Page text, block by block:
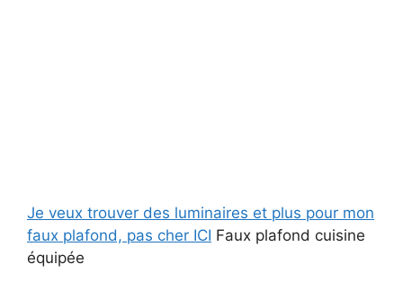
Je veux trouver des luminaires et plus pour mon
faux plafond, pas cher ICI Faux plafond cuisine
équipée